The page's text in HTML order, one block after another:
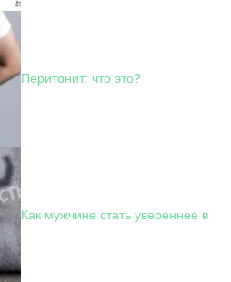
Перитонит: что это?
Как мужчине стать увереннее в